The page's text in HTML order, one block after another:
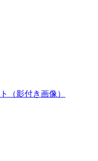
（影付き画像）